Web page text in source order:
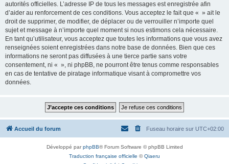
autorités officielles. L’adresse IP de tous les messages est enregistrée afin
d’aider au renforcement de ces conditions. Vous acceptez le fait que « » ait le
droit de supprimer, de modifier, de déplacer ou de verrouiller n’importe quel
sujet et message à n’importe quel moment si nous estimons cela nécessaire.
En tant qu’utilisateur, vous acceptez que toutes les informations que vous avez
renseignées soient enregistrées dans notre base de données. Bien que ces
informations ne seront pas diffusées à une tierce partie sans votre
consentement, ni « », ni phpBB, ne pourront être tenus comme responsables
en cas de tentative de piratage informatique visant à compromettre vos
données.
Accueil du forum Fuseau horaire sur UTC+02:00
Développé parphpBB® Forum Software © phpBB Limited
Traduction française officielle ©Qiaeru